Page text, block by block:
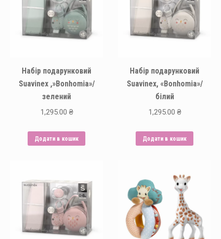
Набір подарунковий
Suavinex ,»Bonhomia»/
зелений
1,295.00 ₴
Додати в кошик
Набір подарунковий
Suavinex, «Bonhomia»/
білий
1,295.00 ₴
Додати в кошик